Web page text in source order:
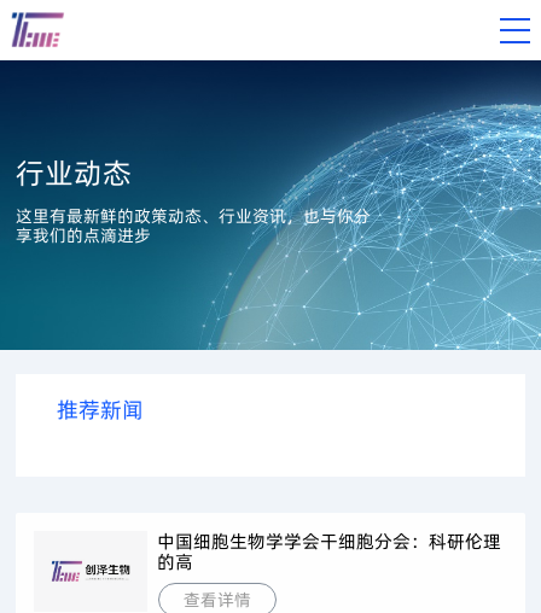
行业动态
这里有最新鲜的政策动态、行业资讯，也与你分
享我们的点滴进步
推荐新闻
中国细胞生物学学会干细胞分会：科研伦理
的高
查看详情